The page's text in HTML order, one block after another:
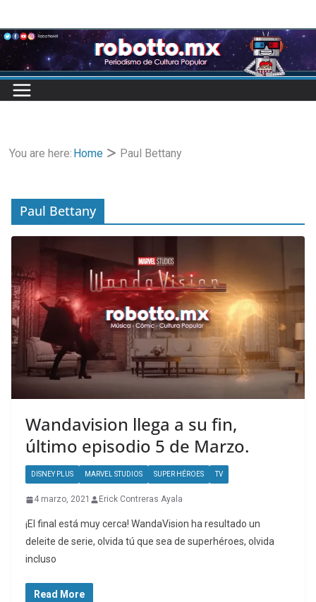
to
content
You are here: Home Paul Bettany
Paul Bettany
Wandavision llega a su fin,
último episodio 5 de Marzo.
DISNEY PLUS MARVEL STUDIOS SUPER HÉROES TV
4 marzo, 2021 Erick Contreras Ayala
¡El final está muy cerca! WandaVision ha resultado un
deleite de serie, olvida tú que sea de superhéroes, olvida
incluso
Read More